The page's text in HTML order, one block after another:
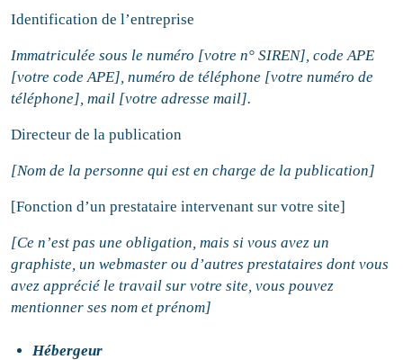
Identification de l’entreprise
Immatriculée sous le numéro [votre n° SIREN], code APE
[votre code APE], numéro de téléphone [votre numéro de
téléphone], mail [votre adresse mail].
Directeur de la publication
[Nom de la personne qui est en charge de la publication]
[Fonction d’un prestataire intervenant sur votre site]
[Ce n’est pas une obligation, mais si vous avez un
graphiste, un webmaster ou d’autres prestataires dont vous
avez apprécié le travail sur votre site, vous pouvez
mentionner ses nom et prénom]
Hébergeur